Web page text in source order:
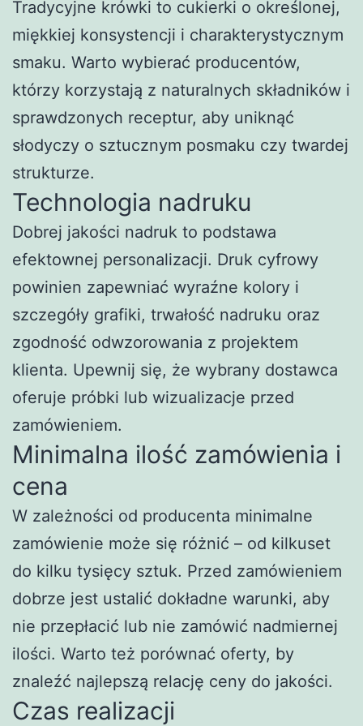
Tradycyjne krówki to cukierki o określonej,
miękkiej konsystencji i charakterystycznym
smaku. Warto wybierać producentów,
którzy korzystają z naturalnych składników i
sprawdzonych receptur, aby uniknąć
słodyczy o sztucznym posmaku czy twardej
strukturze.
Technologia nadruku
Dobrej jakości nadruk to podstawa
efektownej personalizacji. Druk cyfrowy
powinien zapewniać wyraźne kolory i
szczegóły grafiki, trwałość nadruku oraz
zgodność odwzorowania z projektem
klienta. Upewnij się, że wybrany dostawca
oferuje próbki lub wizualizacje przed
zamówieniem.
Minimalna ilość zamówienia i
cena
W zależności od producenta minimalne
zamówienie może się różnić – od kilkuset
do kilku tysięcy sztuk. Przed zamówieniem
dobrze jest ustalić dokładne warunki, aby
nie przepłacić lub nie zamówić nadmiernej
ilości. Warto też porównać oferty, by
znaleźć najlepszą relację ceny do jakości.
Czas realizacji